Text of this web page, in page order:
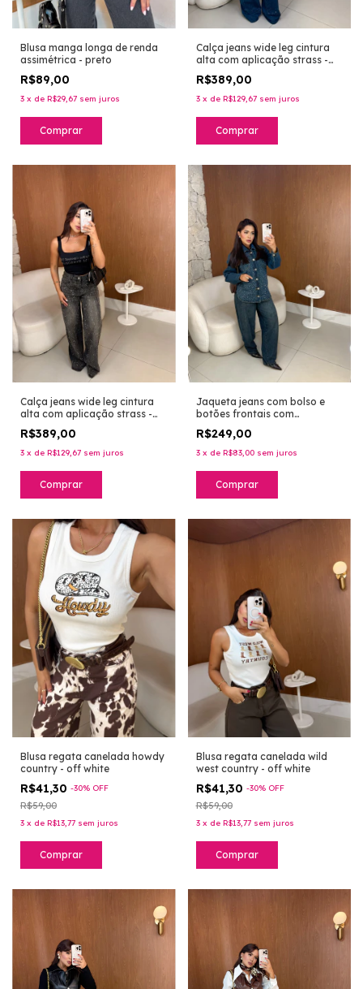
Blusa manga longa de renda
assimétrica - preto
R$89,00
3 x de R$29,67 sem juros
Comprar
Calça jeans wide leg cintura
alta com aplicação strass -
R$389,00
3 x de R$129,67 sem juros
Comprar
Calça jeans wide leg cintura
alta com aplicação strass -
vintage
R$389,00
3 x de R$129,67 sem juros
Comprar
Jaqueta jeans com bolso e
botões frontais com
aplicação de strass - lavagem
tinto
R$249,00
3 x de R$83,00 sem juros
Comprar
Blusa regata canelada howdy
country - off white
R$41,30 -30% OFF
R$59,00
3 x de R$13,77 sem juros
Comprar
Blusa regata canelada wild
west country - off white
R$41,30 -30% OFF
R$59,00
3 x de R$13,77 sem juros
Comprar